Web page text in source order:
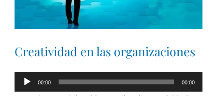
Creatividad en las organizaciones
Reproductor
de
00:00 00:00